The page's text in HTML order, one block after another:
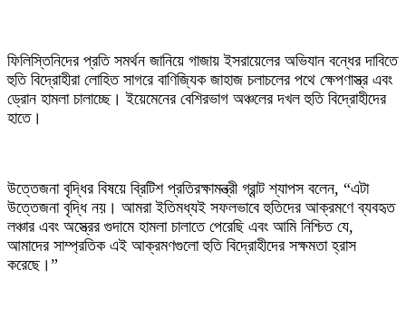
ফিলিস্তিনিদের প্রতি সমর্থন জানিয়ে গাজায় ইসরায়েলের অভিযান বন্ধের দাবিতে
হুতি বিদ্রোহীরা লোহিত সাগরে বাণিজ্যিক জাহাজ চলাচলের পথে ক্ষেপণাস্ত্র এবং
ড্রোন হামলা চালাচ্ছে। ইয়েমেনের বেশিরভাগ অঞ্চলের দখল হুতি বিদ্রোহীদের
হাতে।
উত্তেজনা বৃদ্ধির বিষয়ে ব্রিটিশ প্রতিরক্ষামন্ত্রী গ্রান্ট শ্যাপস বলেন, “এটা
উত্তেজনা বৃদ্ধি নয়। আমরা ইতিমধ্যই সফলভাবে হুতিদের আক্রমণে ব্যবহৃত
লঞ্চার এবং অস্ত্রের গুদামে হামলা চালাতে পেরেছি এবং আমি নিশ্চিত যে,
আমাদের সাম্প্রতিক এই আক্রমণগুলো হুতি বিদ্রোহীদের সক্ষমতা হ্রাস
করেছে।”